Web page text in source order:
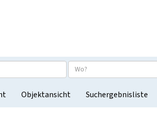
Objektansicht Suchergebnisliste